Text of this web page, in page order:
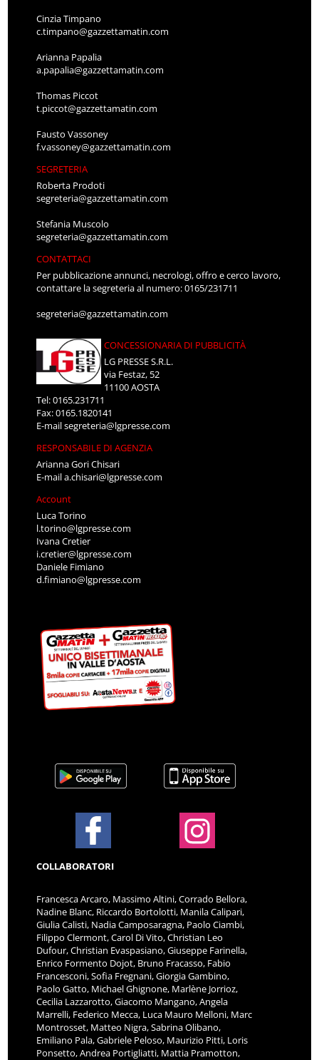
Cinzia Timpano
c.timpano@gazzettamatin.com
Arianna Papalia
a.papalia@gazzettamatin.com
Thomas Piccot
t.piccot@gazzettamatin.com
Fausto Vassoney
f.vassoney@gazzettamatin.com
SEGRETERIA
Roberta Prodoti
segreteria@gazzettamatin.com
Stefania Muscolo
segreteria@gazzettamatin.com
CONTATTACI
Per pubblicazione annunci, necrologi, offro e cerco lavoro,
contattare la segreteria al numero: 0165/231711
segreteria@gazzettamatin.com
CONCESSIONARIA DI PUBBLICITÀ
LG PRESSE S.R.L.
via Festaz, 52
11100 AOSTA
Tel: 0165.231711
Fax: 0165.1820141
E-mailsegreteria@lgpresse.com
RESPONSABILE DI AGENZIA
Arianna Gori Chisari
E-maila.chisari@lgpresse.com
Account
Luca Torino
l.torino@lgpresse.com
Ivana Cretier
i.cretier@lgpresse.com
Daniele Fimiano
d.fimiano@lgpresse.com
COLLABORATORI
Francesca Arcaro, Massimo Altini, Corrado Bellora,
Nadine Blanc, Riccardo Bortolotti, Manila Calipari,
Giulia Calisti, Nadia Camposaragna, Paolo Ciambi,
Filippo Clermont, Carol Di Vito, Christian Leo
Dufour, Christian Evaspasiano, Giuseppe Farinella,
Enrico Formento Dojot, Bruno Fracasso, Fabio
Francesconi, Sofia Fregnani, Giorgia Gambino,
Paolo Gatto, Michael Ghignone, Marlène Jorrioz,
Cecilia Lazzarotto, Giacomo Mangano, Angela
Marrelli, Federico Mecca, Luca Mauro Melloni, Marc
Montrosset, Matteo Nigra, Sabrina Olibano,
Emiliano Pala, Gabriele Peloso, Maurizio Pitti, Loris
Ponsetto, Andrea Portigliatti, Mattia Pramotton,